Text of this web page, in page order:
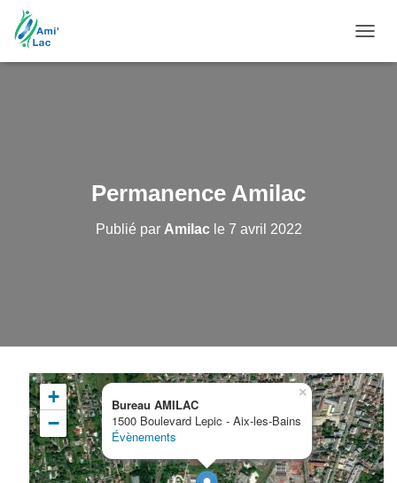
LA
Permanence Amilac
Publié par Amilacle 7 avril 2022
Bureau AMILAC
1500 Boulevard Lepic - Aix-les-Bains
Évènements
×
+
−